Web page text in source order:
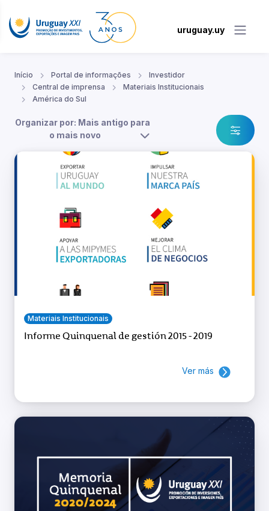
uruguay.uy
Início Portal de informações
Investidor
Central de imprensa
Materiais Institucionais
América do Sul
Organizar por: Mais antigo para
o mais novo
Materiais Institucionais
Informe Quinquenal de gestión 2015 - 2019
Ver más